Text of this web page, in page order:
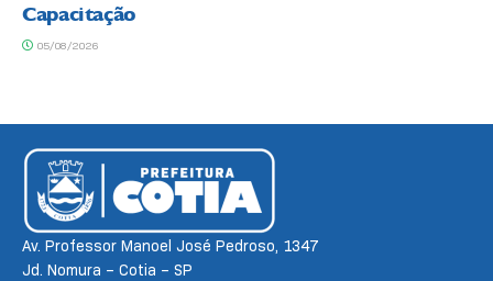
Capacitação
05/08/2026
Av. Professor Manoel José Pedroso, 1347
Jd. Nomura – Cotia – SP